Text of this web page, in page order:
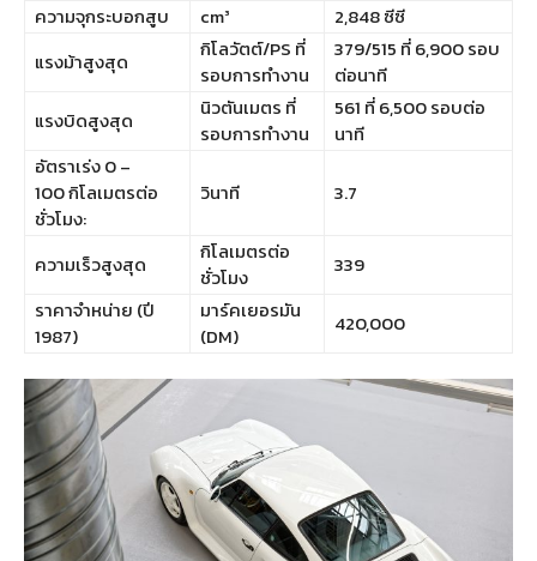
ความจุกระบอกสูบ
cm³
2,848 ซีซี
แรงม้าสูงสุด
กิโลวัตต์/PS ที่
รอบการทำงาน
379/515 ที่ 6,900 รอบ
ต่อนาที
แรงบิดสูงสุด
นิวตันเมตร ที่
รอบการทำงาน
561 ที่ 6,500 รอบต่อ
นาที
อัตราเร่ง 0 –
100 กิโลเมตรต่อ
ชั่วโมง:
วินาที 3.7
ความเร็วสูงสุด
กิโลเมตรต่อ
ชั่วโมง
339
ราคาจำหน่าย (ปี
1987)
มาร์คเยอรมัน
(DM)
420,000